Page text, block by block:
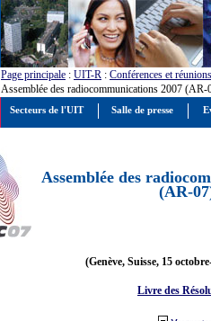
Page principale : UIT-R : Conférences et réunions
Assemblée des radiocommunications 2007 (AR-
Assemblée des
(AR-
(Genève, Suisse, 15
Livre des
Secteurs de l'UIT Salle de presse